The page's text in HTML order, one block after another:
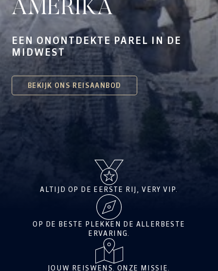
AMERIKA
EEN ONONTDEKTE PAREL IN DE
MIDWEST
BEKIJK ONS REISAANBOD
ALTIJD OP DE EERSTE RIJ, VERY VIP.
OP DE BESTE PLEKKEN DE ALLERBESTE
ERVARING.
JOUW REISWENS. ONZE MISSIE.